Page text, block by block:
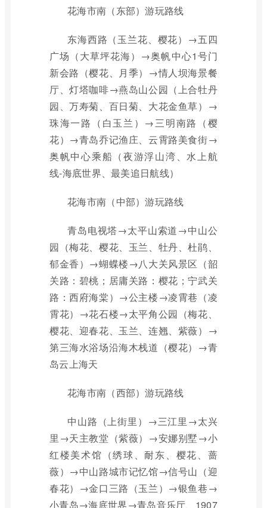
花海市南（东部）游玩路线
东海西路（玉兰花、樱花）→五四
广场（大草坪花海）→奥帆中心1号门
新会路（樱花、月季）→情人坝海景餐
厅、灯塔咖啡→燕岛山公园（上合牡丹
园、万寿菊、百日菊、大花金鱼草）→
珠海一路（白玉兰）→三明南路（樱
花）→青岛乔记渔庄、云霄路美食街→
奥帆中心乘船（夜游浮山湾、水上航
线-海底世界、最美追日航线）
花海市南（中部）游玩路线
青岛电视塔→太平山索道→中山公
园（梅花、樱花、玉兰、牡丹、杜鹃、
郁金香）→蝴蝶楼→八大关风景区（韶
关路：碧桃；居庸关路：樱花；宁武关
路：西府海棠）→公主楼→凌霄巷（凌
霄花）→花石楼→太平角公园（梅花、
樱花、迎春花、玉兰、连翘、紫薇）→
第三海水浴场沿海木栈道（樱花）→青
岛云上海天
花海市南（西部）游玩路线
中山路（上街里）→三江里→太兴
里→天主教堂（紫薇）→安娜别墅→小
红楼美术馆（绣球、耐东、樱花、蔷
薇）→中山路城市记忆馆→信号山（迎
春花）→金口三路（玉兰）→银鱼巷→
小青岛→海底世界→青岛音乐厅、1907